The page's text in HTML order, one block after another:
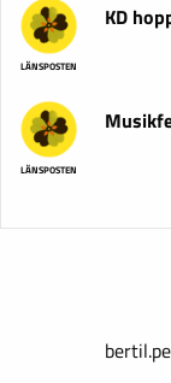
LÄNSPOSTEN
KD
LÄNSPOSTEN